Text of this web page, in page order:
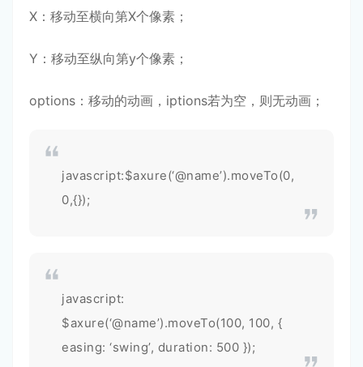
X：移动至横向第X个像素；
Y：移动至纵向第y个像素；
options：移动的动画，iptions若为空，则无动画；
javascript:$axure(‘@name’).moveTo(0,
0,{});
javascript:
$axure(‘@name’).moveTo(100, 100, {
easing: ‘swing’, duration: 500 });